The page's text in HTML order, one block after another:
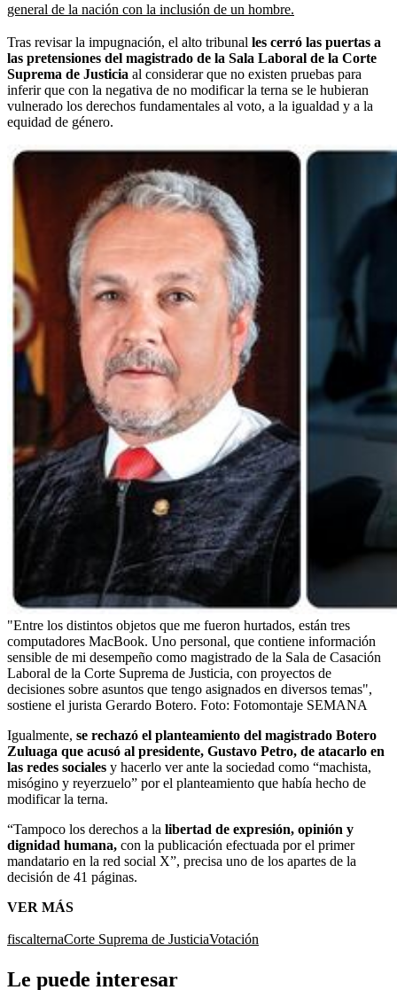
general de la nación con la inclusión de un hombre.
Tras revisar la impugnación, el alto tribunal les cerró las puertas a
las pretensiones del magistrado de la Sala Laboral de la Corte
Suprema de Justicia al considerar que no existen pruebas para
inferir que con la negativa de no modificar la terna se le hubieran
vulnerado los derechos fundamentales al voto, a la igualdad y a la
equidad de género.
"Entre los distintos objetos que me fueron hurtados, están tres
computadores MacBook. Uno personal, que contiene información
sensible de mi desempeño como magistrado de la Sala de Casación
Laboral de la Corte Suprema de Justicia, con proyectos de
decisiones sobre asuntos que tengo asignados en diversos temas",
sostiene el jurista Gerardo Botero. Foto: Fotomontaje SEMANA
Igualmente, se rechazó el planteamiento del magistrado Botero
Zuluaga que acusó al presidente, Gustavo Petro, de atacarlo en
las redes sociales y hacerlo ver ante la sociedad como “machista,
misógino y reyerzuelo” por el planteamiento que había hecho de
modificar la terna.
“Tampoco los derechos a la libertad de expresión, opinión y
dignidad humana, con la publicación efectuada por el primer
mandatario en la red social X”, precisa uno de los apartes de la
decisión de 41 páginas.
VER MÁS
fiscalternaCorte Suprema de JusticiaVotación
Le puede interesar